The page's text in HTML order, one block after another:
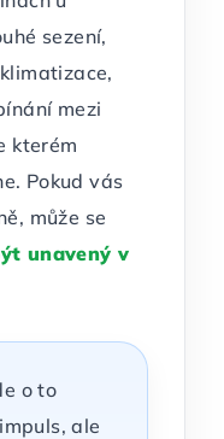
sezení,
mezi
kterém
Pokud vás
může se
unavený v
o to
ale